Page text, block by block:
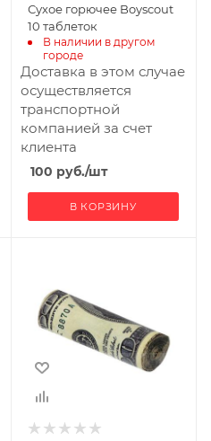
Сухое горючее Boyscout
10 таблеток
В наличии в другом
городе
Доставка в этом случае
осуществляется
транспортной
компанией за счет
клиента
100 руб./шт
В КОРЗИНУ